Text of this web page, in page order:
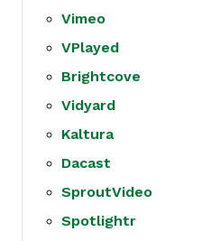
Vimeo
VPlayed
Brightcove
Vidyard
Kaltura
Dacast
SproutVideo
Spotlightr